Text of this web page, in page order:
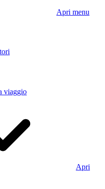
Apri menu
viaggio
Apri